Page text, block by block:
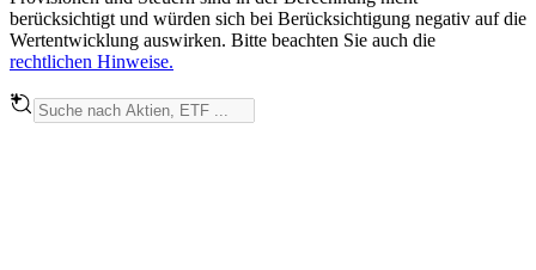
berücksichtigt und würden sich bei Berücksichtigung negativ auf die
Wertentwicklung auswirken. Bitte beachten Sie auch die
rechtlichen Hinweise.